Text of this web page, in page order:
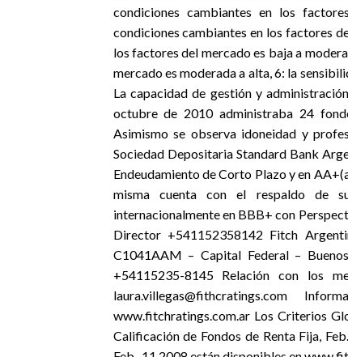
condiciones cambiantes en los
condiciones cambiantes en los factores
los factores del mercado es baja a
mercado es moderada a alta, 6: la
La capacidad de gestión y
octubre de 2010 administraba 24
Asimismo se observa idoneidad y
Sociedad Depositaria Standard Bank
Endeudamiento de Corto Plazo y en
misma cuenta con el respaldo de
internacionalmente en BBB+ con
Director +541152358142 Fitch
C1041AAM – Capital Federal –
+54115235-8145 Relación con los
laura.villegas@fithcratings.com
www.fitchratings.com.ar Los Criterios
Calificación de Fondos de Renta Fija,